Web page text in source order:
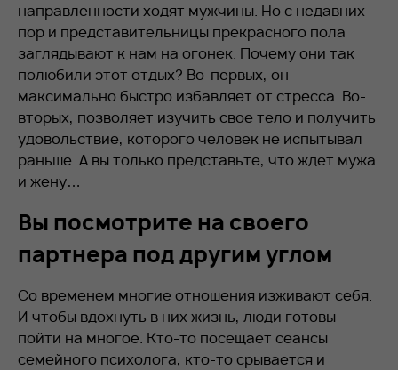
направленности ходят мужчины. Но с недавних
пор и представительницы прекрасного пола
заглядывают к нам на огонек. Почему они так
полюбили этот отдых? Во-первых, он
максимально быстро избавляет от стресса. Во-
вторых, позволяет изучить свое тело и получить
удовольствие, которого человек не испытывал
раньше. А вы только представьте, что ждет мужа
и жену…
Вы посмотрите на своего
партнера под другим углом
Со временем многие отношения изживают себя.
И чтобы вдохнуть в них жизнь, люди готовы
пойти на многое. Кто-то посещает сеансы
семейного психолога, кто-то срывается и